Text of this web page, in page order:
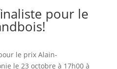
pour le
le prix Alain-
le 23 octobre à 17h00 à